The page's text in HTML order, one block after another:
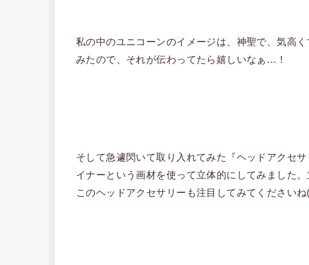
私の中のユニコーンのイメージは、神聖で、気高
みたので、それが伝わってたら嬉しいなぁ…！
そして急遽閃いて取り入れてみた『ヘッドアクセ
イナーという画材を使って立体的にしてみました
このヘッドアクセサリーも注目してみてください